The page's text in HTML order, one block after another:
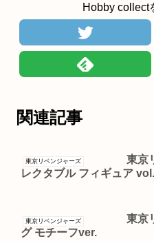
Hobby collect
関連記事
東京リベンジャーズ
東京
レクタブル フィギュア
東京リベンジャーズ
東京
グ モチーフver.